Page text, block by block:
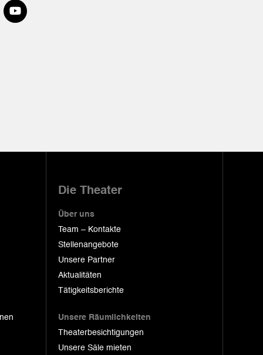
Die Theater
Über uns
Team – Kontakte
Stellenangebote
Unsere Partner
Aktualitäten
Tätigkeitsberichte
Unsere Räumlichkeiten
Theaterbesichtigungen
Unsere Säle mieten